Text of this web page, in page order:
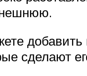
сделают